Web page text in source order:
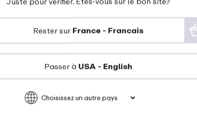
Regarder Commander
à propos de
Rester sur France - Francais
Passer à USA - English